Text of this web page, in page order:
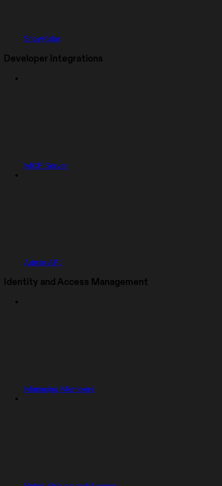
Snowflake
Developer Integrations
MCP Server
Admin API
Identity and Access Management
Managing Members